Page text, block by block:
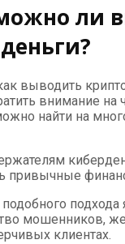
ли
выводить
внимание на
найти на
привычные
подхода
мошенников,
клиентах.